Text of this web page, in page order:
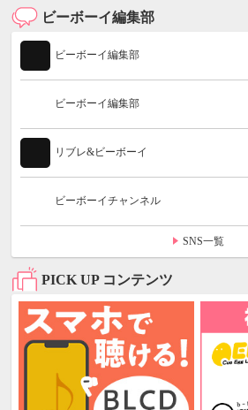
ビーボーイ編集部
ビーボーイ編集部
ビーボーイ編集部
リブレ&ビーボーイ
ビーボーイチャンネル
SNS一覧
PICK UP コンテンツ